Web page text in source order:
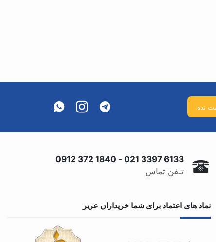
021 3397 6133
-
0912 372 1840
تلفن تماس
نماد های اعتماد برای شما خریداران عزیز